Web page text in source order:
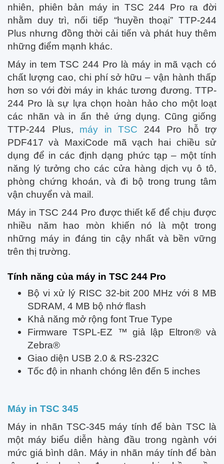
nhiên, phiên bản máy in TSC 244 Pro ra đời
nhằm duy trì, nối tiếp “huyền thoại” TTP-244
Plus nhưng đồng thời cải tiến và phát huy thêm
những điểm mạnh khác.
Máy in tem TSC 244 Pro là máy in mã vạch có
chất lượng cao, chi phí sở hữu – vận hành thấp
hơn so với đời máy in khác tương đương. TTP-
244 Pro là sự lựa chọn hoàn hảo cho một loạt
các nhãn và in ấn thẻ ứng dụng. Cũng giống
TTP-244 Plus, máy in TSC 244 Pro hỗ trợ
PDF417 và MaxiCode mã vạch hai chiều sử
dụng để in các định dạng phức tạp – một tính
năng lý tưởng cho các cửa hàng dịch vụ ô tô,
phòng chứng khoán, và đi bộ trong trung tâm
vận chuyển và mail.
Máy in TSC 244 Pro được thiết kế để chịu được
nhiều năm hao mòn khiến nó là một trong
những máy in đáng tin cậy nhất và bền vững
trên thị trường.
Tính năng của máy in TSC 244 Pro
Bộ vi xử lý RISC 32-bit 200 MHz với 8 MB
SDRAM, 4 MB bộ nhớ flash
Khả năng mở rộng font True Type
Firmware TSPL-EZ ™ giả lập Eltron® và
Zebra®
Giao diện USB 2.0 & RS-232C
Tốc độ in nhanh chóng lên đến 5 inches
Máy in TSC 345
Máy in nhãn TSC-345 máy tính để bàn TSC là
một máy biểu diễn hàng đầu trong ngành với
mức giá bình dân. Máy in nhãn máy tính để bàn